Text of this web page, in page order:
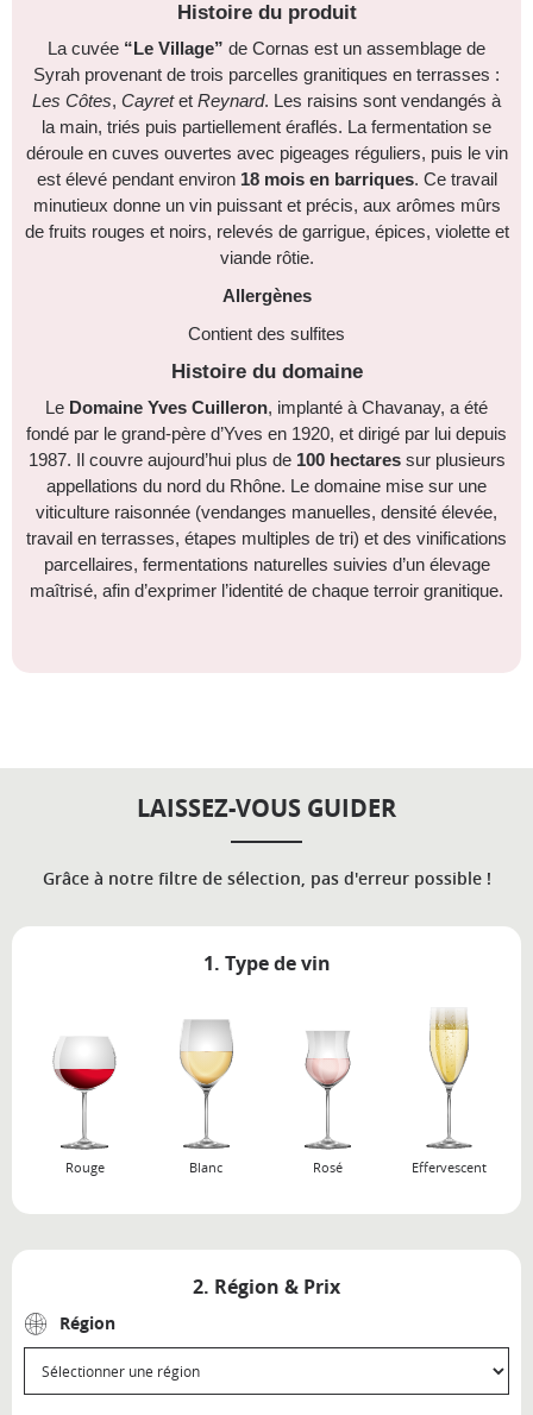
Histoire du produit
La cuvée “Le Village” de Cornas est un assemblage de
Syrah provenant de trois parcelles granitiques en terrasses :
Les Côtes, Cayretet Reynard. Les raisins sont vendangés à
la main, triés puis partiellement éraflés. La fermentation se
déroule en cuves ouvertes avec pigeages réguliers, puis le vin
est élevé pendant environ 18 mois en barriques. Ce travail
minutieux donne un vin puissant et précis, aux arômes mûrs
de fruits rouges et noirs, relevés de garrigue, épices, violette et
viande rôtie.
Allergènes
Contient des sulfites
Histoire du domaine
Le Domaine Yves Cuilleron, implanté à Chavanay, a été
fondé par le grand-père d’Yves en 1920, et dirigé par lui depuis
1987. Il couvre aujourd’hui plus de 100 hectaressur plusieurs
appellations du nord du Rhône. Le domaine mise sur une
viticulture raisonnée (vendanges manuelles, densité élevée,
travail en terrasses, étapes multiples de tri) et des vinifications
parcellaires, fermentations naturelles suivies d’un élevage
maîtrisé, afin d’exprimer l’identité de chaque terroir granitique.
LAISSEZ-VOUS GUIDER
Grâce à notre filtre de sélection, pas d'erreur possible !
1. Type de vin
Rouge Blanc Rosé Effervescent
2. Région & Prix
Région